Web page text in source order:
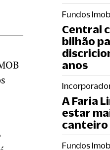
Fundos
Central
bilhão
anos
A Faria
estar
canteiro
Fundos